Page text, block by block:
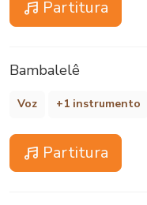
Partitura
Bambalelê
Voz +1 instrumento
Partitura